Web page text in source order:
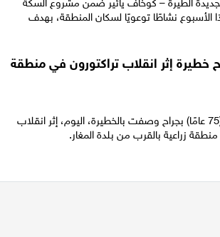
الأسبوع نشاطًا توعويًا لسكان المنطقة، بهدف
عامًا) بجراح خطيرة إثر انقلاب تراكتورون في منطقة
أصيب رجل يبلغ من العمر نحو (75 عامًا) بجراح وصفت بالخطيرة، اليوم، إثر انقلاب
زراعية بالقرب من بلدة المغار.